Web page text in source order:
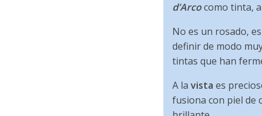
d’Arcocomo tinta,
No es un rosado,
definir de modo
tintas que han
A la vista es
fusiona con piel de